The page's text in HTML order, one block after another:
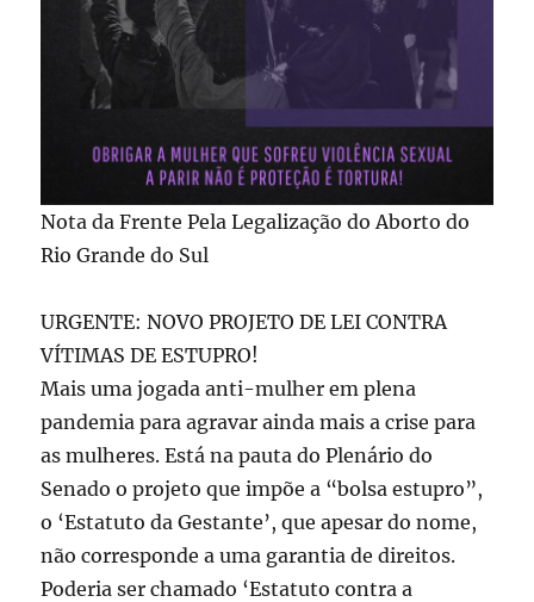
Nota da Frente Pela Legalização do Aborto do
Rio Grande do Sul
URGENTE: NOVO PROJETO DE LEI CONTRA
VÍTIMAS DE ESTUPRO!
Mais uma jogada anti-mulher em plena
pandemia para agravar ainda mais a crise para
as mulheres. Está na pauta do Plenário do
Senado o projeto que impõe a “bolsa estupro”,
o ‘Estatuto da Gestante’, que apesar do nome,
não corresponde a uma garantia de direitos.
Poderia ser chamado ‘Estatuto contra a